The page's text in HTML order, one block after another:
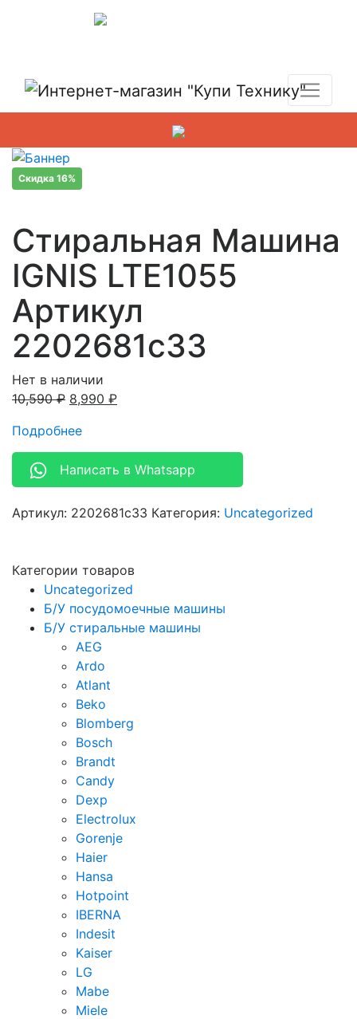
Скидка 16%
Стиральная Машина
IGNIS LTE1055
Артикул
2202681c33
Нет в наличии
10,590₽ 8,990 ₽
Подробнее
Написать в Whatsapp
Артикул: 2202681c33 Категория: Uncategorized
Категории товаров
Uncategorized
Б/У посудомоечные машины
Б/У стиральные машины
AEG
Ardo
Atlant
Beko
Blomberg
Bosch
Brandt
Candy
Dexp
Electrolux
Gorenje
Haier
Hansa
Hotpoint
IBERNA
Indesit
Kaiser
LG
Mabe
Miele